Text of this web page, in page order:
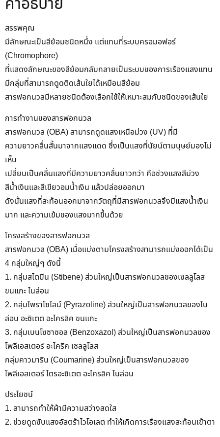
สรรพคุณ
มีลักษณะเป็นสีย้อมชนิดหนึ่ง แต่แทนที่ระบบครอมอฟอร์
(Chromophore)
ที่แสดงลักษณะของสีย้อมกลับกลายเป็นระบบของการเรืองแสงแทน
มีกลุ่มที่สามารถดูดติดเส้นใยได้เหมือนสีย้อม
สารฟอกนวลมีหลายชนิดต้องเลือกใช้ให้เหมาะสมกับชนิดของเส้นใย
การทำงานของสารฟอกนวล
สารฟอกนวล (OBA) สามารถดูดแสงเหนือม่วง (UV) ที่มี
ความยาวคลื่นสั้นมาจากแสงแดด ซึ่งเป็นแสงที่นัยน์ตามนุษย์มองไม่
เห็น
เปลี่ยนเป็นคลื่นแสงที่มีความยาวคลื่นยาวกว่า คือช่วงแสงสีม่วง
สีน้ำเงินและสีเขียวอมน้ำเงิน แล้วปล่อยออกมา
ดังนั้นแสงที่สะท้อนออกมาจากวัตถุที่มีสารฟอกนวลจึงมีแสงน้ำเงิน
มาก และความเข้มของแสงมากขึ้นด้วย
โครงสร้างของสารฟอกนวล
สารฟอกนวล (OBA) เมื่อแบ่งตามโครงสร้างสามารถแบ่งออกได้เป็น
4 กลุ่มใหญ่ๆ ดังนี้
1. กลุ่มสไตบีน (Stibene) ส่วนใหญ่เป็นสารฟอกนวลของเซลลูโลส
ขนแกะ ไนล่อน
2. กลุ่มไพราโซไลน์ (Pyrazoline) ส่วนใหญ่เป็นสารฟอกนวลของไน
ล่อน อะซิเตต อะไครลิค ขนแกะ
3. กลุ่มเบนโซซาซอล (Benzoxazol) ส่วนใหญ่เป็นสารฟอกนวลของ
โพลีเอสเตอร์ อะไคริค เซลลูโลส
กลุ่มคาวมาริน (Coumarine) ส่วนใหญ่เป็นสารฟอกนวลของ
โพลีเอสเตอร์ ไตรอะซิเตต อะไครลิค ไนล่อน
ประโยชน์
1. สามารถทำให้ผ้ามีความสว่างสดใส
2. ช่วยดูดซับแสงอัลตร้าไวโอเลต ทำให้เกิดการเรืองแสงสะท้อนเข้าตา